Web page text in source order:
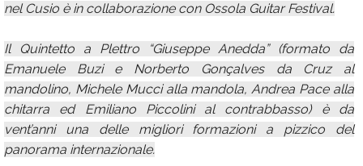
nel Cusio è in collaborazione con Ossola Guitar Festival.
Il Quintetto a Plettro “Giuseppe Anedda” (formato da
Emanuele Buzi e Norberto Gonçalves da Cruz al
mandolino, Michele Mucci alla mandola, Andrea Pace alla
chitarra ed Emiliano Piccolini al contrabbasso) è da
vent’anni una delle migliori formazioni a pizzico del
panorama internazionale.